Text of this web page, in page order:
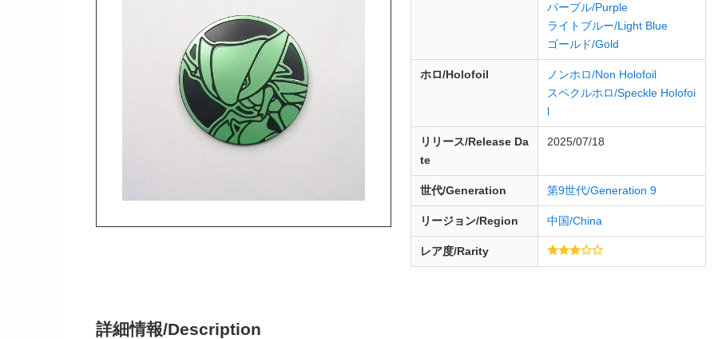
パープル/Purple
ライトブルー/Light Blue
ゴールド/Gold
ホロ/Holofoil
ノンホロ/Non Holofoil
スペクルホロ/Speckle Holofoi
l
リリース/ReleaseDa
te
2025/07/18
世代/Generation 第9世代/Generation 9
リージョン/Region 中国/China
レア度/Rarity
詳細情報/Description